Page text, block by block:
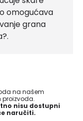
omogućava
grana
na našem
proizvoda.
nisu dostupni
naručiti.